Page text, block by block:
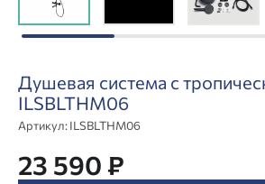
Душевая система с
ILSBLTHM06
Артикул:ILSBLTHM06
23 590 ₽